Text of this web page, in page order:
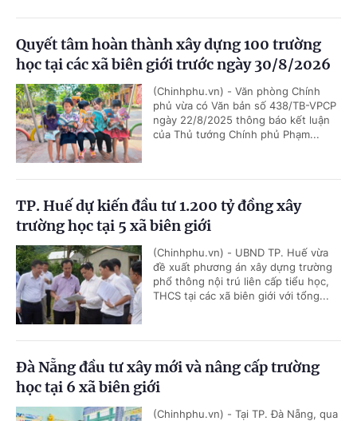
Quyết tâm hoàn thành xây dựng 100 trường
học tại các xã biên giới trước ngày 30/8/2026
(Chinhphu.vn) - Văn phòng Chính
phủ vừa có Văn bản số 438/TB-VPCP
ngày 22/8/2025 thông báo kết luận
của Thủ tướng Chính phủ Phạm...
TP. Huế dự kiến đầu tư 1.200 tỷ đồng xây
trường học tại 5 xã biên giới
(Chinhphu.vn) - UBND TP. Huế vừa
đề xuất phương án xây dựng trường
phổ thông nội trú liên cấp tiểu học,
THCS tại các xã biên giới với tổng...
Đà Nẵng đầu tư xây mới và nâng cấp trường
học tại 6 xã biên giới
(Chinhphu.vn) - Tại TP. Đà Nẵng, qua